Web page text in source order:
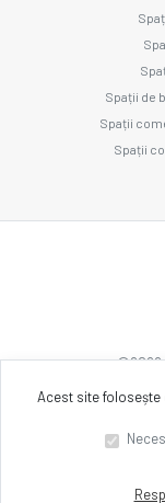
Spații de
Spații
Spații
©2026
Acest site